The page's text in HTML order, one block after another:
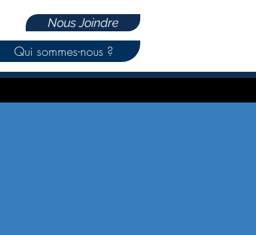
Nous Joindre
Qui sommes-nous ?